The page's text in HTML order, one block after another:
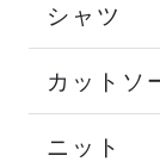
シャツ
カットソ
ニット